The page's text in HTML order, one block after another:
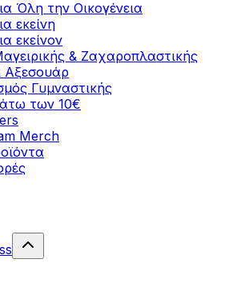
Όλη την Οικογένεια
εκείνη
εκείνον
& Ζαχαροπλαστικής
Γυμναστικής
των 10€
Merch